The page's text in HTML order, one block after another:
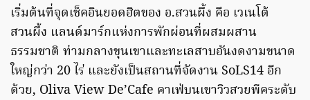
เริ่มต้นที่จุดเช็คอินยอดฮิตของ อ.สวนผึ้ง คือ เวเนโต้
สวนผึ้ง แลนด์มาร์กแห่งการพักผ่อนที่ผสมผสาน
ธรรมชาติ ท่ามกลางขุนเขาและทะเลสาบอันงดงามขนาด
ใหญ่กว่า 20 ไร่ และยังเป็นสถานที่จัดงาน SoLS14 อีก
ด้วย, Oliva View De’Cafe คาเฟ่บนเขาวิวสวยพีคระดับ